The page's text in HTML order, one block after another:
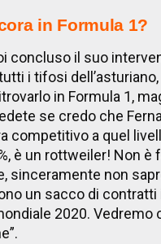
in Formula 1?
concluso il suo
i tifosi
in Formula 1,
se credo che
competitivo a quel
è un rottweiler! Non è
sinceramente non
un sacco di contratti
2020. Vedremo